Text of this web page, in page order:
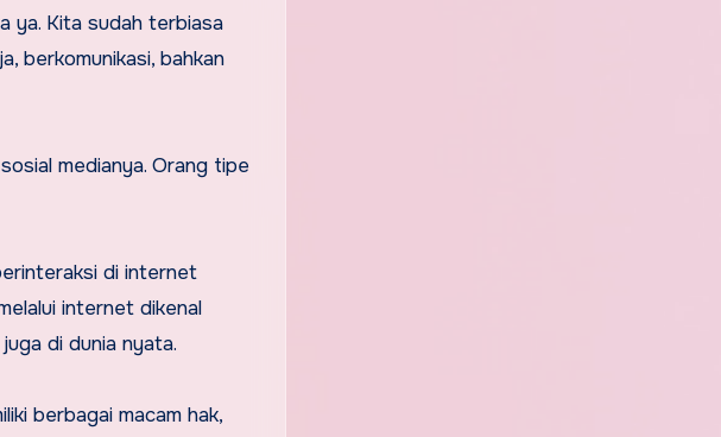
ya. Kita sudah terbiasa
berkomunikasi, bahkan
medianya. Orang tipe
di internet
internet dikenal
di dunia nyata.
berbagai macam hak,